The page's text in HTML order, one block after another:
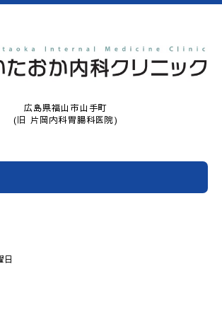
広島県福山市山手町
(旧 片岡内科胃腸科医院)
日